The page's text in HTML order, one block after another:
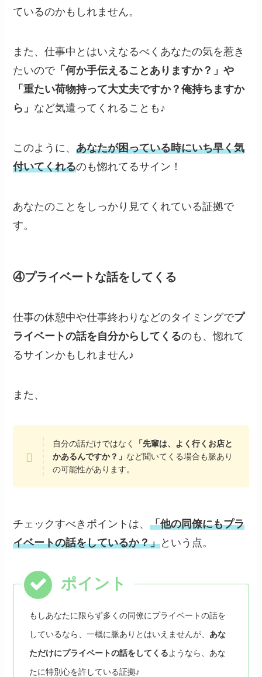
ているのかもしれません。
また、仕事中とはいえなるべくあなたの気を惹き
たいので「何か手伝えることありますか？」や
「重たい荷物持って大丈夫ですか？俺持ちますか
ら」 など気遣ってくれることも♪
このように、あなたが困っている時にいち早く気
付いてくれるのも惚れてるサイン！
あなたのことをしっかり見てくれている証拠で
す。
④プライベートな話をしてくる
仕事の休憩中や仕事終わりなどのタイミングでプ
ライベートの話を自分からしてくるのも、惚れて
るサインかもしれません♪
また、
自分の話だけではなく
「先輩は、よく行くお店と
かあるんですか？」 など聞いてくる場合も脈あり
の可能性があります。
チェックすべきポイントは、「他の同僚にもプラ
イベートの話をしているか？」という点。
もしあなたに限らず多くの同僚にプライベートの話を
しているなら、一概に脈ありとはいえませんが、 あな
ただけにプライベートの話をしてくるようなら、あな
たに特別心を許している証拠♪